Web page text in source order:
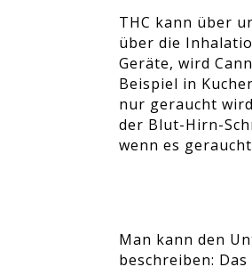
THC kann über
über die
Geräte, wird
Beispiel in
nur geraucht
der Blut-Hirn-
wenn es
Man kann den
beschreiben: